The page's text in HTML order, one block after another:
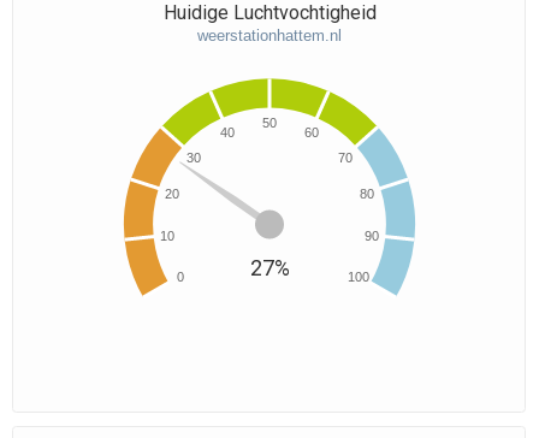
Huidige Luchtvochtigheid
weerstationhattem.nl
0
10
20
30
40
50
60
70
80
90
100
27%